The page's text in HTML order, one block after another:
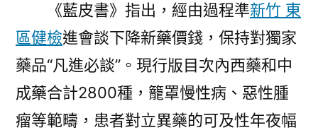
《藍皮書》指出，經由過程準新竹 東
區健檢進會談下降新藥價錢，保持對獨家
藥品“凡進必談”。現行版目次內西藥和中
成藥合計2800種，籠罩慢性病、惡性腫
瘤等範疇，患者對立異藥的可及性年夜幅